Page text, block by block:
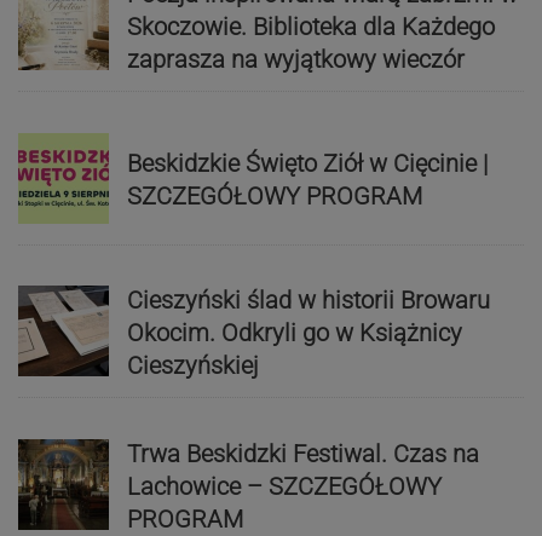
Skoczowie. Biblioteka dla Każdego
zaprasza na wyjątkowy wieczór
Beskidzkie Święto Ziół w Cięcinie |
SZCZEGÓŁOWY PROGRAM
Cieszyński ślad w historii Browaru
Okocim. Odkryli go w Książnicy
Cieszyńskiej
Trwa Beskidzki Festiwal. Czas na
Lachowice – SZCZEGÓŁOWY
PROGRAM